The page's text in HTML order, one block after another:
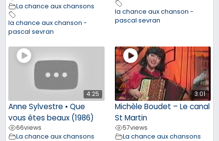
La chance aux chansons
la chance aux chanson -
pascal sevran
la chance aux chanson -
pascal sevran
4:25
Anne Sylvestre • Que
vous êtes beaux (1986)
66views
La chance aux chansons
3:01
Michèle Boudet – Le canal
St Martin
57views
La chance aux chansons